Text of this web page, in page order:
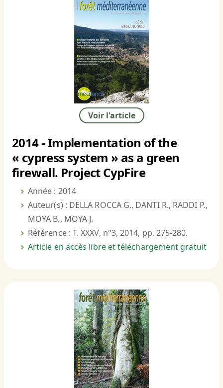
Voir l'article
2014 - Implementation of the
« cypress system » as a green
firewall. Project CypFire
Année : 2014
Auteur(s) : DELLA ROCCA G., DANTI R., RADDI P.,
MOYA B., MOYA J.
Référence : T. XXXV, n°3, 2014, pp. 275-280.
Article en accès libre et téléchargement gratuit